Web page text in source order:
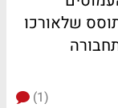
שלאורכו
(1)